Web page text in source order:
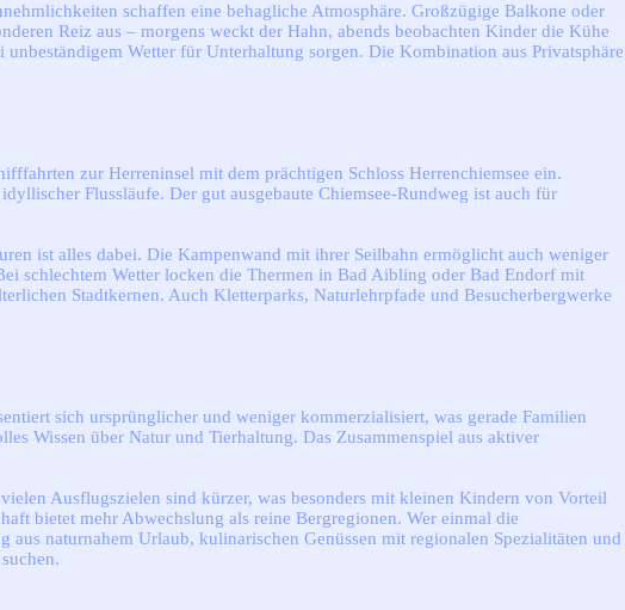
schaffen eine behagliche Atmosphäre. Großzügige Balkone oder
Reiz aus – morgens weckt der Hahn, abends beobachten Kinder die Kühe
Wetter für Unterhaltung sorgen. Die Kombination aus Privatsphäre
zur Herreninsel mit dem prächtigen Schloss Herrenchiemsee ein.
Flussläufe. Der gut ausgebaute Chiemsee-Rundweg ist auch für
ist alles dabei. Die Kampenwand mit ihrer Seilbahn ermöglicht auch weniger
schlechtem Wetter locken die Thermen in Bad Aibling oder Bad Endorf mit
Stadtkernen. Auch Kletterparks, Naturlehrpfade und Besucherbergwerke
sich ursprünglicher und weniger kommerzialisiert, was gerade Familien
Wissen über Natur und Tierhaltung. Das Zusammenspiel aus aktiver
Ausflugszielen sind kürzer, was besonders mit kleinen Kindern von Vorteil
bietet mehr Abwechslung als reine Bergregionen. Wer einmal die
naturnahem Urlaub, kulinarischen Genüssen mit regionalen Spezialitäten und